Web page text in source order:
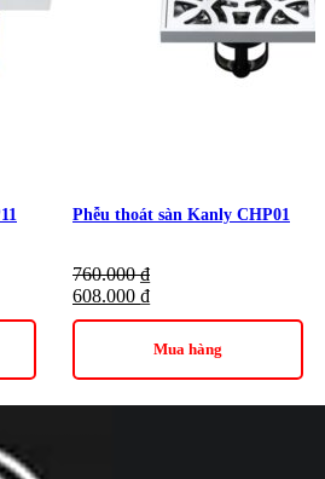
Phễu thoát sàn Kanly CHP01
760.000₫
608.000 ₫
Mua hàng